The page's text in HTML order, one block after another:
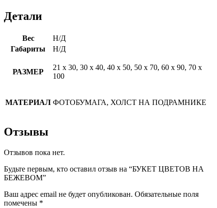
Детали
Вес
Н/Д
Габариты
Н/Д
РАЗМЕР
21 х 30, 30 х 40, 40 х 50, 50 х 70, 60 х 90, 70 х
100
МАТЕРИАЛ ФОТОБУМАГА, ХОЛСТ НА ПОДРАМНИКЕ
Отзывы
Отзывов пока нет.
Будьте первым, кто оставил отзыв на “БУКЕТ ЦВЕТОВ НА
БЕЖЕВОМ”
Ваш адрес email не будет опубликован. Обязательные поля
помечены *